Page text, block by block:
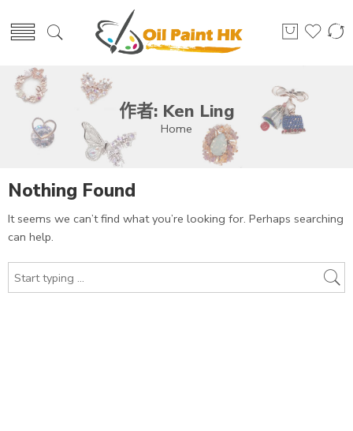
作者: Ken Ling
Home
Nothing Found
It seems we can’t find what you’re looking for. Perhaps searching
can help.